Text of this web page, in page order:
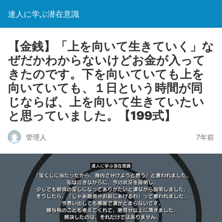
達人に学ぶ潜在意識
【金銭】「上を向いて生きていく」な
ぜだかわからないけどお金が入って
きたのです。下を向いていても上を
向いていても、１日という時間が同
じならば、上を向いて生きていたい
と思っていました。【199式】
管理人 7年前